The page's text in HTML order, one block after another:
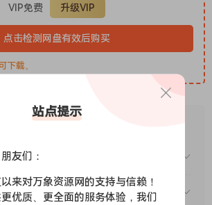
保留，为您提供具有源音频频谱特征的独
加调制和颗粒级塑形，即可构建随时可用
们像传统合成器一样与您的歌曲保持同
granular instrument built
of synthesizing sound from existing
grain engine breaks your samples into
VIP免费 升级VIP
点击检测网盘有效后购买
下载。
资源能否做为商业用途？
或包年VIP）后能升级包年（或终
站点提示
友们：
来对万象资源网的支持与信赖！
优质、更全面的服务体验，我们